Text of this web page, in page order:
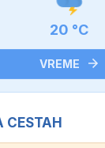
20 °C
VREME
CESTAH